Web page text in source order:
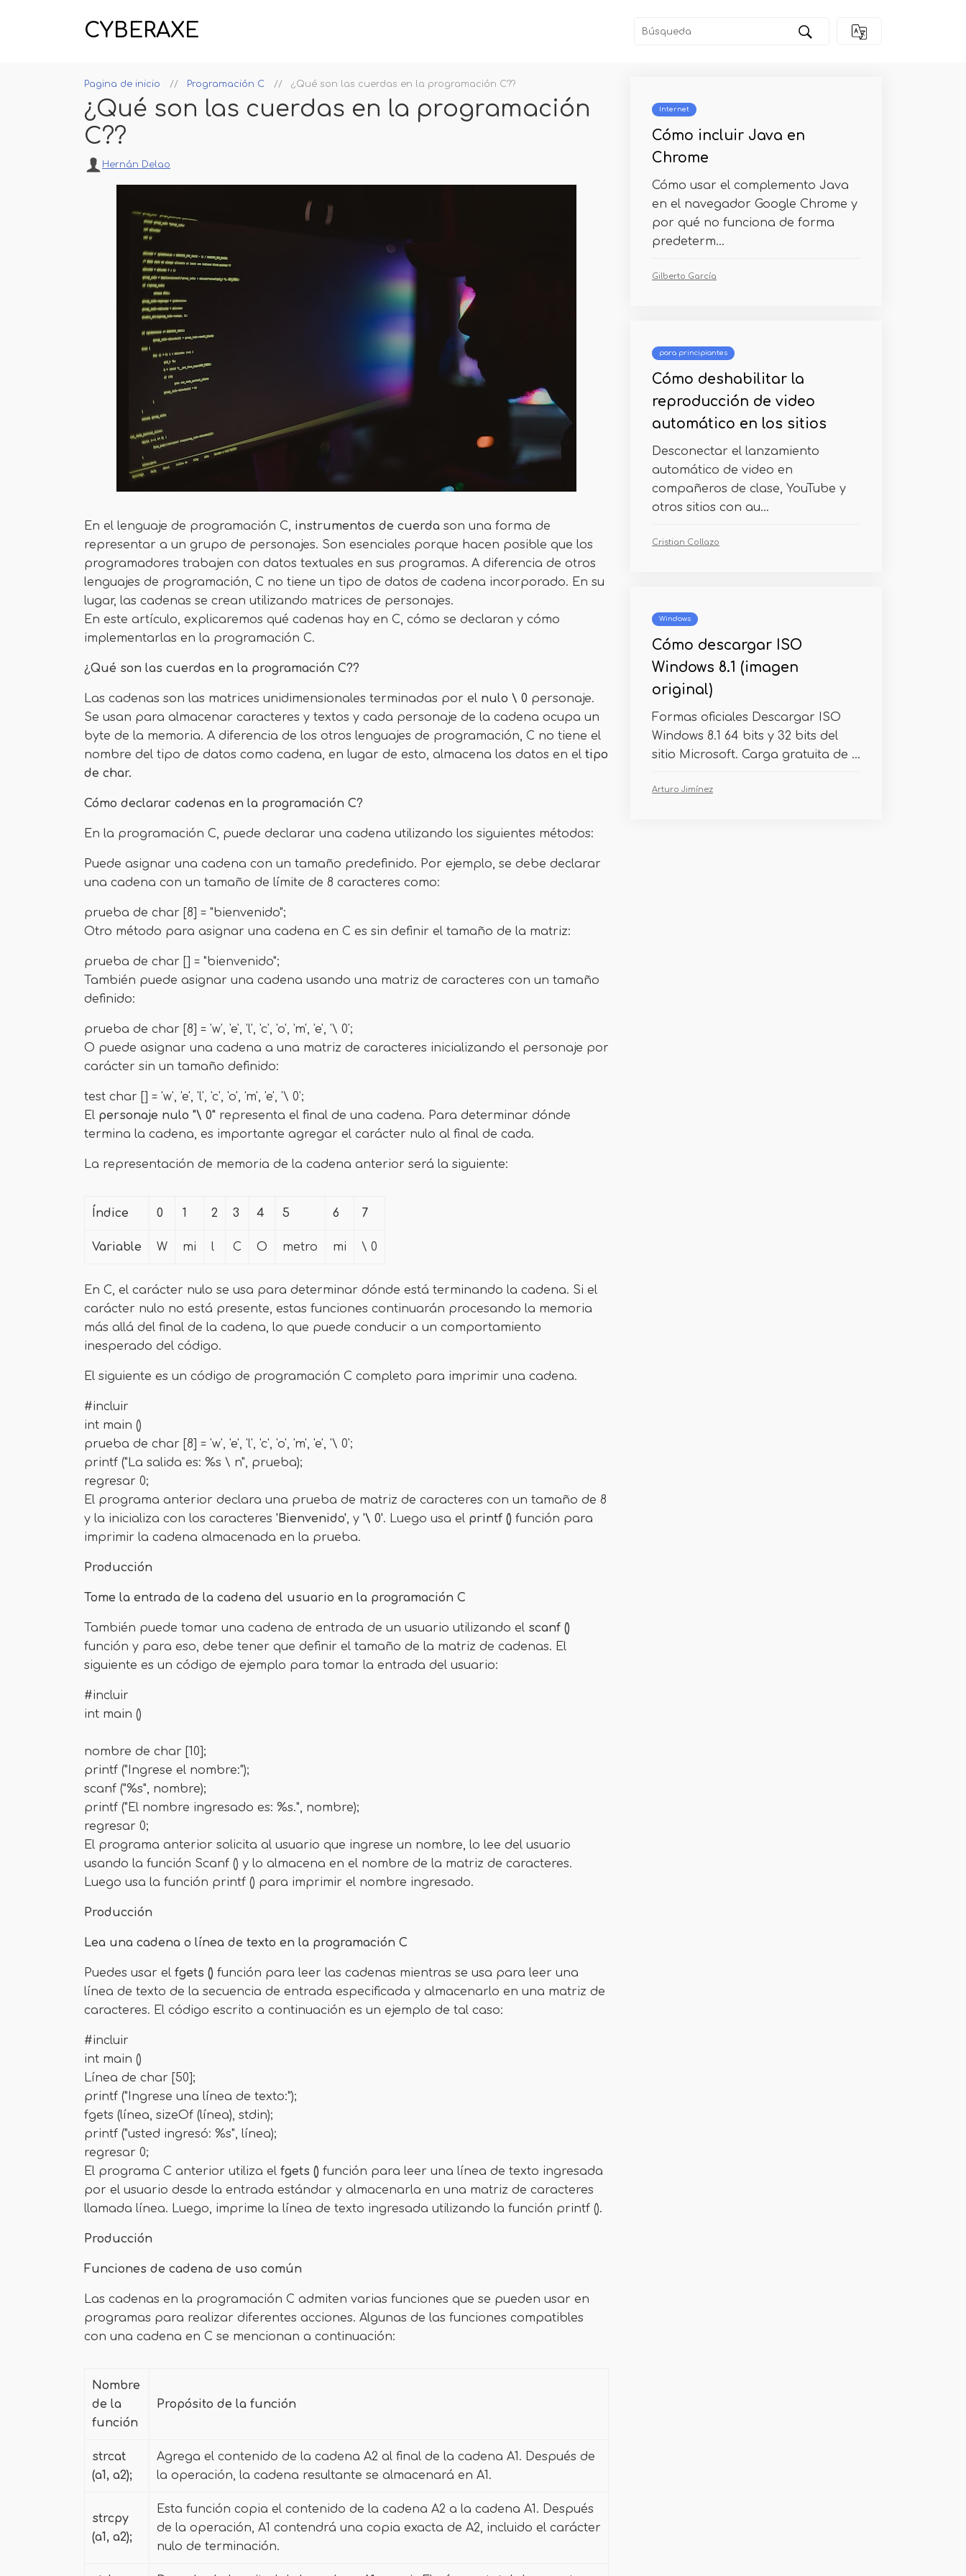
CYBERAXE
Pagina de inicio Programación C ¿Qué son las cuerdas en la programación C??
¿Qué son las cuerdas en la programación
C??
Hernán Delao
En el lenguaje de programación C, instrumentos de cuerda son una forma de
representar a un grupo de personajes. Son esenciales porque hacen posible que los
programadores trabajen con datos textuales en sus programas. A diferencia de otros
lenguajes de programación, C no tiene un tipo de datos de cadena incorporado. En su
lugar, las cadenas se crean utilizando matrices de personajes.
En este artículo, explicaremos qué cadenas hay en C, cómo se declaran y cómo
implementarlas en la programación C.
¿Qué son las cuerdas en la programación C??
Las cadenas son las matrices unidimensionales terminadas por el nulo \ 0 personaje.
Se usan para almacenar caracteres y textos y cada personaje de la cadena ocupa un
byte de la memoria. A diferencia de los otros lenguajes de programación, C no tiene el
nombre del tipo de datos como cadena, en lugar de esto, almacena los datos en el tipo
de char.
Cómo declarar cadenas en la programación C?
En la programación C, puede declarar una cadena utilizando los siguientes métodos:
Puede asignar una cadena con un tamaño predefinido. Por ejemplo, se debe declarar
una cadena con un tamaño de límite de 8 caracteres como:
prueba de char [8] = "bienvenido";
Otro método para asignar una cadena en C es sin definir el tamaño de la matriz:
prueba de char [] = "bienvenido";
También puede asignar una cadena usando una matriz de caracteres con un tamaño
definido:
prueba de char [8] = 'w', 'e', ​​'l', 'c', 'o', 'm', 'e', ​​'\ 0';
O puede asignar una cadena a una matriz de caracteres inicializando el personaje por
carácter sin un tamaño definido:
test char [] = 'w', 'e', ​​'l', 'c', 'o', 'm', 'e', ​​'\ 0';
El personaje nulo "\ 0" representa el final de una cadena. Para determinar dónde
termina la cadena, es importante agregar el carácter nulo al final de cada.
La representación de memoria de la cadena anterior será la siguiente:
Índice 0 1 2 3 4 5 6 7
Variable W mi l C O metro mi \ 0
En C, el carácter nulo se usa para determinar dónde está terminando la cadena. Si el
carácter nulo no está presente, estas funciones continuarán procesando la memoria
más allá del final de la cadena, lo que puede conducir a un comportamiento
inesperado del código.
El siguiente es un código de programación C completo para imprimir una cadena.
#incluir
int main ()
prueba de char [8] = 'w', 'e', ​​'l', 'c', 'o', 'm', 'e', ​​'\ 0';
printf ("La salida es: %s \ n", prueba);
regresar 0;
El programa anterior declara una prueba de matriz de caracteres con un tamaño de 8
y la inicializa con los caracteres 'Bienvenido', y '\ 0'. Luego usa el printf () función para
imprimir la cadena almacenada en la prueba.
Producción
Tome la entrada de la cadena del usuario en la programación C
También puede tomar una cadena de entrada de un usuario utilizando el scanf ()
función y para eso, debe tener que definir el tamaño de la matriz de cadenas. El
siguiente es un código de ejemplo para tomar la entrada del usuario:
#incluir
int main ()
nombre de char [10];
printf ("Ingrese el nombre:");
scanf ("%s", nombre);
printf ("El nombre ingresado es: %s.", nombre);
regresar 0;
El programa anterior solicita al usuario que ingrese un nombre, lo lee del usuario
usando la función Scanf () y lo almacena en el nombre de la matriz de caracteres.
Luego usa la función printf () para imprimir el nombre ingresado.
Producción
Lea una cadena o línea de texto en la programación C
Puedes usar el fgets () función para leer las cadenas mientras se usa para leer una
línea de texto de la secuencia de entrada especificada y almacenarlo en una matriz de
caracteres. El código escrito a continuación es un ejemplo de tal caso:
#incluir
int main ()
Línea de char [50];
printf ("Ingrese una línea de texto:");
fgets (línea, sizeOf (línea), stdin);
printf ("usted ingresó: %s", línea);
regresar 0;
El programa C anterior utiliza el fgets () función para leer una línea de texto ingresada
por el usuario desde la entrada estándar y almacenarla en una matriz de caracteres
llamada línea. Luego, imprime la línea de texto ingresada utilizando la función printf ().
Producción
Funciones de cadena de uso común
Las cadenas en la programación C admiten varias funciones que se pueden usar en
programas para realizar diferentes acciones. Algunas de las funciones compatibles
con una cadena en C se mencionan a continuación:
Nombre
de la
función
Propósito de la función
strcat
(a1, a2);
Agrega el contenido de la cadena A2 al final de la cadena A1. Después de
la operación, la cadena resultante se almacenará en A1.
strcpy
(a1, a2);
Esta función copia el contenido de la cadena A2 a la cadena A1. Después
de la operación, A1 contendrá una copia exacta de A2, incluido el carácter
nulo de terminación.
Internet
Cómo incluir Java en
Chrome
Cómo usar el complemento Java
en el navegador Google Chrome y
por qué no funciona de forma
predeterm...
Gilberto García
para principiantes
Cómo deshabilitar la
reproducción de video
automático en los sitios
Desconectar el lanzamiento
automático de video en
compañeros de clase, YouTube y
otros sitios con au...
Cristian Collazo
Windows
Cómo descargar ISO
Windows 8.1 (imagen
original)
Formas oficiales Descargar ISO
Windows 8.1 64 bits y 32 bits del
sitio Microsoft. Carga gratuita de ...
Arturo Jimínez